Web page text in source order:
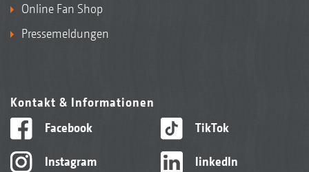
Online Fan Shop
Pressemeldungen
Kontakt & Informationen
Facebook
Instagram
TikTok
linkedIn